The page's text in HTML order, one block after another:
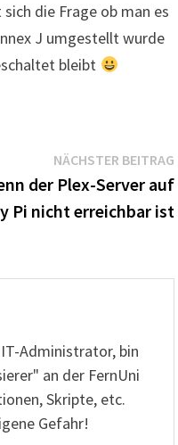
die Frage ob man es
J umgestellt wurde
bleibt
NÄCHSTER BEITRAG
der Plex-Server auf
Pi nicht erreichbar ist
Administrator, bin
an der FernUni
Skripte, etc.
Gefahr!